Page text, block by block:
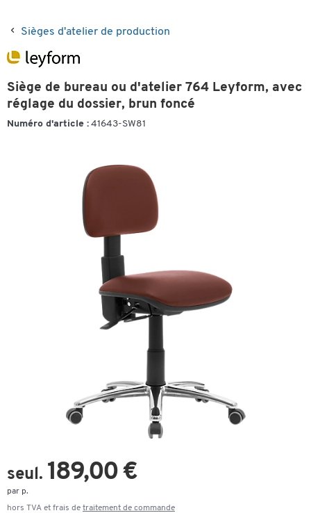
Sièges d'atelier de production
Siège de bureau ou d'atelier 764 Leyform, avec
réglage du dossier, brun foncé
Numéro d'article : 41643-SW81
seul. 189,00 €
par p.
hors TVA et frais de traitement de commande